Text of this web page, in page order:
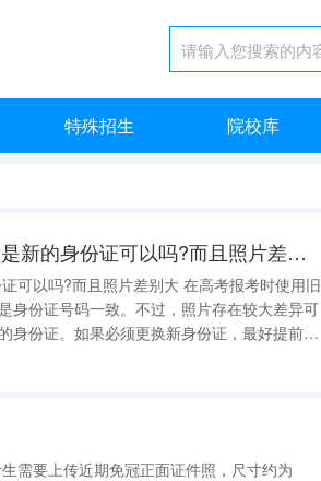
特殊招生 院校库
高考报考时是旧的身份证,进考场是拿的是新的身份证可以吗?而且照片差别大
可以吗?而且照片差别大 在高考报考时使用旧
身份证号码一致。不过，照片存在较大差异可
身份证。如果必须更换新身份证，最好提前与
需要上传近期免冠正面证件照，尺寸约为